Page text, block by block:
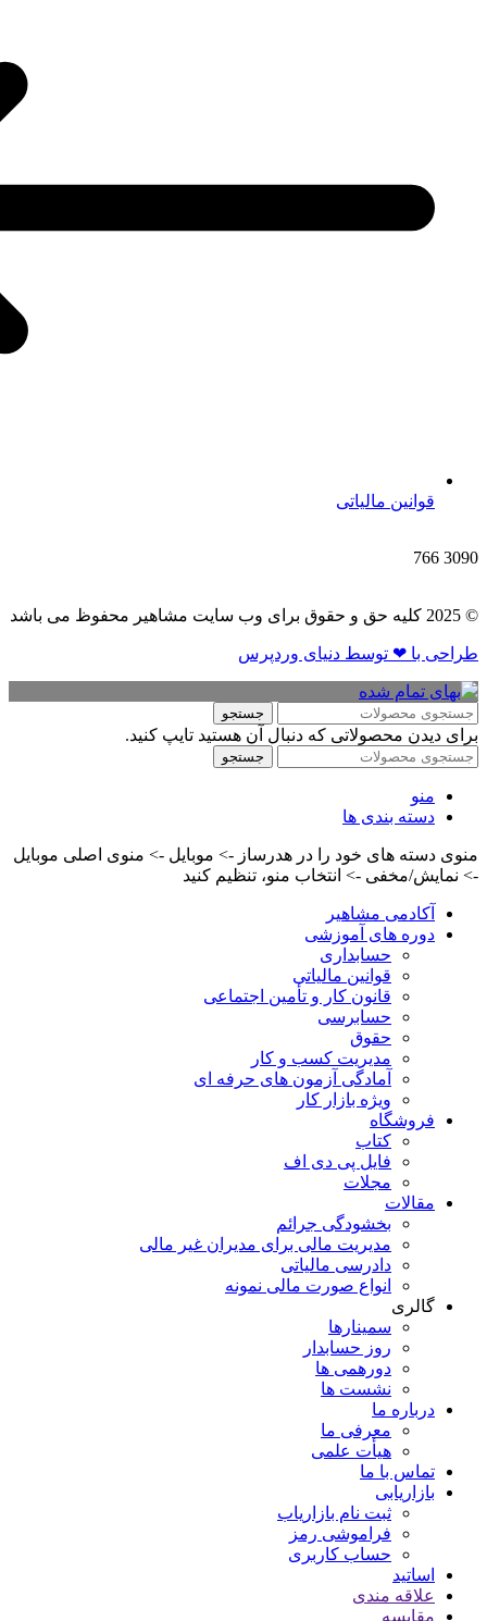
قوانین مالیاتی
3090
766
© 2025 کلیه حق و حقوق برای وب سایت مشاهیر محفوظ می باشد
طراحی با ❤ توسط​ دنیای وردپرس
جستجو
برای دیدن محصولاتی که دنبال آن هستید تایپ کنید.
جستجو
منو
دسته بندی ها
منوی دسته های خود را در هدرساز -> موبایل -> منوی اصلی موبایل
-> نمایش/مخفی -> انتخاب منو، تنظیم کنید
آکادمی مشاهیر
دوره های آموزشی
حسابداری
قوانین مالیاتی
قانون کار و تأمین اجتماعی
حسابرسی
حقوق
مدیریت کسب و کار
آمادگی آزمون های حرفه ای
ویژه بازار کار
فروشگاه
کتاب
فایل پی دی اف
مجلات
مقالات
بخشودگی جرائم
مدیریت مالی برای مدیران غیر مالی
دادرسی مالیاتی
انواع صورت مالی نمونه
گالری
سمینارها
روز حسابدار
دورهمی ها
نشست ها
درباره ما
معرفی ما
هیأت علمی
تماس با ما
بازاریابی
ثبت نام بازاریاب
فراموشی رمز
حساب کاربری
اساتید
علاقه مندی
مقايسه